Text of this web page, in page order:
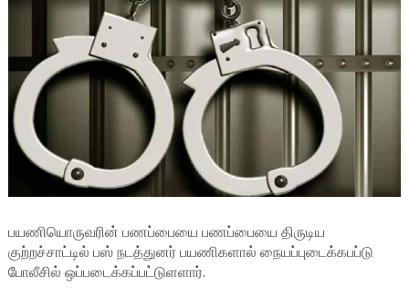
பயணியொருவரின் பணப்பையை பணப்பையை திருடிய
குற்றச்சாட்டில் பஸ் நடத்துனர் பயணிகளால் நையப்புடைக்கபப்டு
போலீசில் ஒப்படைக்கப்பட்டுளளார்.